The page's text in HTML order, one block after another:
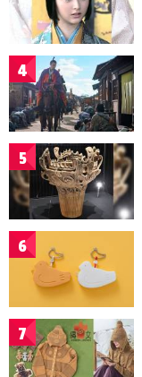
4
5
6
7